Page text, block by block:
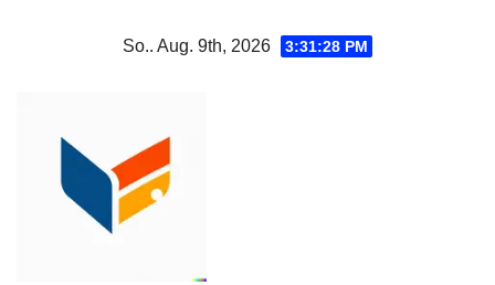
So.. Aug. 9th, 2026 3:31:28 PM